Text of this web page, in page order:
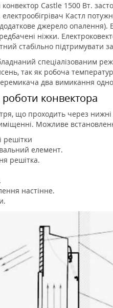
Castle 1500 Вт.
електрообігрівач Кастл
джерело
ніжки.
стабільно підтримувати
спеціалізованим
так як робоча
два вимикання
конвектора
що проходить через нижні
Можливе
решітки
елемент.
решітка.
настінне.